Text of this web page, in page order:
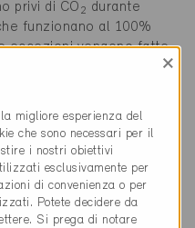
privi di CO 2 durante
funzionano al 100%
eccezioni vengono fatte
la copertura dei picchi
di gas a effetto serra
di combustibili fossili e
di gas serra
dell'edificio sono
×
migliore esperienza del
che sono necessari per il
i nostri obiettivi
esclusivamente per
di convenienza o per
Potete decidere da
Si prega di notare